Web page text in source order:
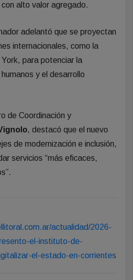
alto valor agregado.
adelantó que se proyectan
internacionales, como la
para potenciar la
y el desarrollo
de Coordinación y
, destacó que el nuevo
de modernización e inclusión,
servicios “más eficaces,
actualidad/2026-
el-instituto-de-
el-estado-en-corrientes